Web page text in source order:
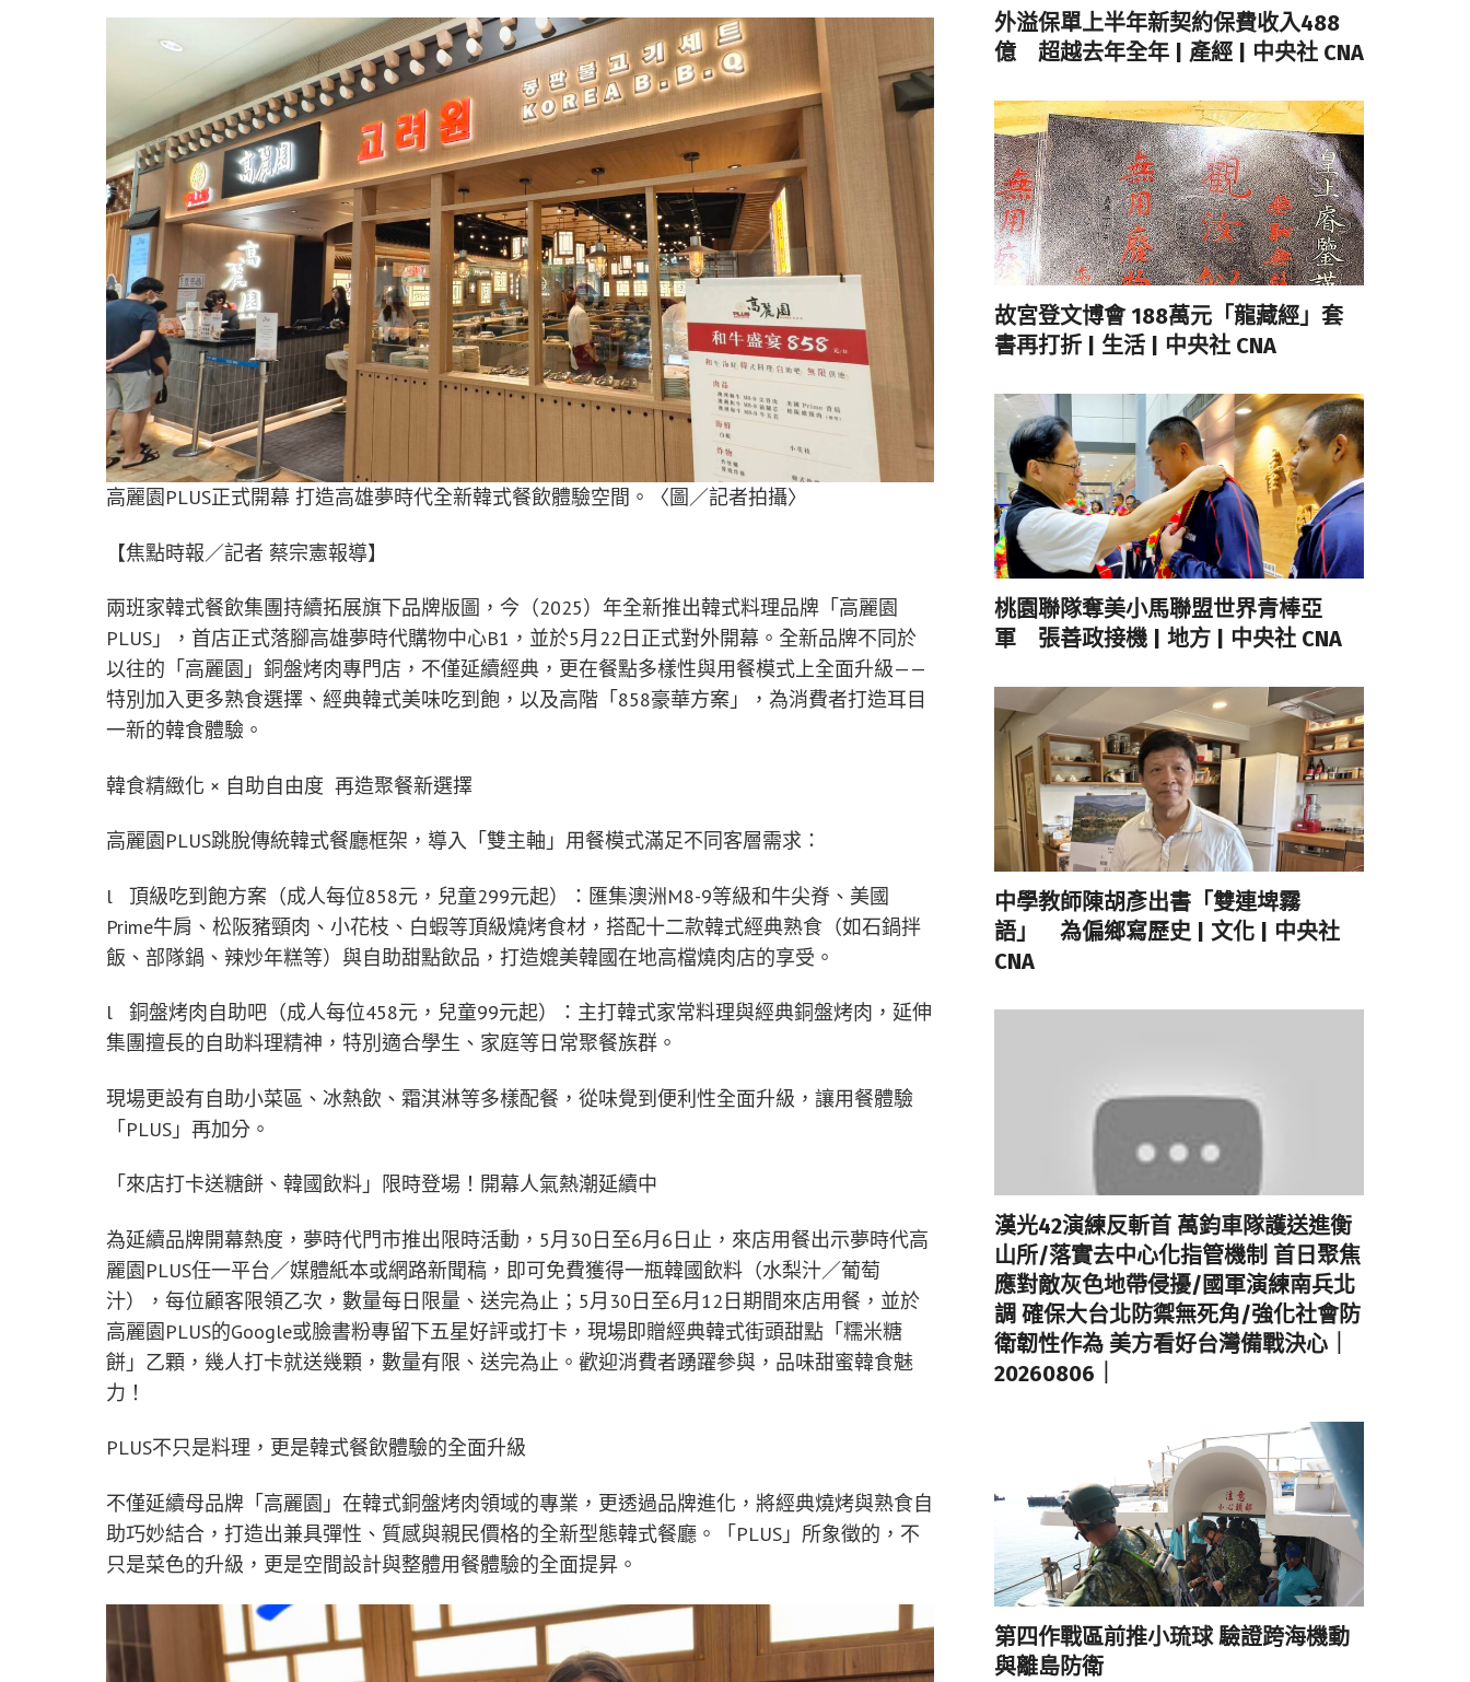
高麗園PLUS正式開幕 打造高雄夢時代全新韓式餐飲體驗空間。〈圖／記者拍攝〉
【焦點時報／記者 蔡宗憲報導】
兩班家韓式餐飲集團持續拓展旗下品牌版圖，今（2025）年全新推出韓式料理品牌「高麗園
PLUS」，首店正式落腳高雄夢時代購物中心B1，並於5月22日正式對外開幕。全新品牌不同於
以往的「高麗園」銅盤烤肉專門店，不僅延續經典，更在餐點多樣性與用餐模式上全面升級——
特別加入更多熟食選擇、經典韓式美味吃到飽，以及高階「858豪華方案」，為消費者打造耳目
一新的韓食體驗。
韓食精緻化 × 自助自由度 再造聚餐新選擇
高麗園PLUS跳脫傳統韓式餐廳框架，導入「雙主軸」用餐模式滿足不同客層需求：
l 頂級吃到飽方案（成人每位858元，兒童299元起）：匯集澳洲M8-9等級和牛尖脊、美國
Prime牛肩、松阪豬頸肉、小花枝、白蝦等頂級燒烤食材，搭配十二款韓式經典熟食（如石鍋拌
飯、部隊鍋、辣炒年糕等）與自助甜點飲品，打造媲美韓國在地高檔燒肉店的享受。
l 銅盤烤肉自助吧（成人每位458元，兒童99元起）：主打韓式家常料理與經典銅盤烤肉，延伸
集團擅長的自助料理精神，特別適合學生、家庭等日常聚餐族群。
現場更設有自助小菜區、冰熱飲、霜淇淋等多樣配餐，從味覺到便利性全面升級，讓用餐體驗
「PLUS」再加分。
「來店打卡送糖餅、韓國飲料」限時登場！開幕人氣熱潮延續中
為延續品牌開幕熱度，夢時代門市推出限時活動，5月30日至6月6日止，來店用餐出示夢時代高
麗園PLUS任一平台／媒體紙本或網路新聞稿，即可免費獲得一瓶韓國飲料（水梨汁／葡萄
汁），每位顧客限領乙次，數量每日限量、送完為止；5月30日至6月12日期間來店用餐，並於
高麗園PLUS的Google或臉書粉專留下五星好評或打卡，現場即贈經典韓式街頭甜點「糯米糖
餅」乙顆，幾人打卡就送幾顆，數量有限、送完為止。歡迎消費者踴躍參與，品味甜蜜韓食魅
力！
PLUS不只是料理，更是韓式餐飲體驗的全面升級
不僅延續母品牌「高麗園」在韓式銅盤烤肉領域的專業，更透過品牌進化，將經典燒烤與熟食自
助巧妙結合，打造出兼具彈性、質感與親民價格的全新型態韓式餐廳。「PLUS」所象徵的，不
只是菜色的升級，更是空間設計與整體用餐體驗的全面提昇。
外溢保單上半年新契約保費收入488
億 超越去年全年 | 產經 | 中央社 CNA
故宮登文博會 188萬元「龍藏經」套
書再打折 | 生活 | 中央社 CNA
桃園聯隊奪美小馬聯盟世界青棒亞
軍 張善政接機 | 地方 | 中央社 CNA
中學教師陳胡彥出書「雙連埤霧
語」 為偏鄉寫歷史 | 文化 | 中央社
CNA
漢光42演練反斬首 萬鈞車隊護送進衡
山所/落實去中心化指管機制 首日聚焦
應對敵灰色地帶侵擾/國軍演練南兵北
調 確保大台北防禦無死角/強化社會防
衛韌性作為 美方看好台灣備戰決心｜
20260806｜
第四作戰區前推小琉球 驗證跨海機動
與離島防衛